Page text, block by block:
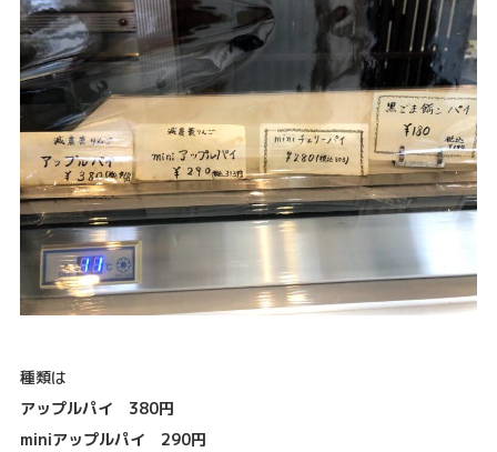
種類は
アップルパイ 380円
miniアップルパイ 290円